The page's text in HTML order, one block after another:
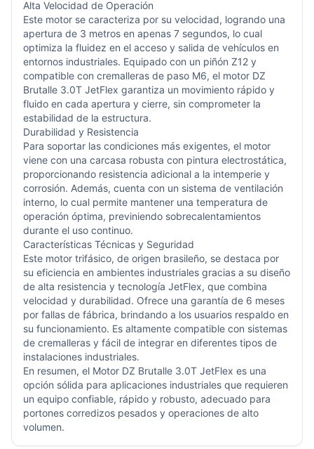
Alta Velocidad de Operación
Este motor se caracteriza por su velocidad, logrando una
apertura de 3 metros en apenas 7 segundos, lo cual
optimiza la fluidez en el acceso y salida de vehículos en
entornos industriales. Equipado con un piñón Z12 y
compatible con cremalleras de paso M6, el motor DZ
Brutalle 3.0T JetFlex garantiza un movimiento rápido y
fluido en cada apertura y cierre, sin comprometer la
estabilidad de la estructura.
Durabilidad y Resistencia
Para soportar las condiciones más exigentes, el motor
viene con una carcasa robusta con pintura electrostática,
proporcionando resistencia adicional a la intemperie y
corrosión. Además, cuenta con un sistema de ventilación
interno, lo cual permite mantener una temperatura de
operación óptima, previniendo sobrecalentamientos
durante el uso continuo.
Características Técnicas y Seguridad
Este motor trifásico, de origen brasileño, se destaca por
su eficiencia en ambientes industriales gracias a su diseño
de alta resistencia y tecnología JetFlex, que combina
velocidad y durabilidad. Ofrece una garantía de 6 meses
por fallas de fábrica, brindando a los usuarios respaldo en
su funcionamiento. Es altamente compatible con sistemas
de cremalleras y fácil de integrar en diferentes tipos de
instalaciones industriales.
En resumen, el Motor DZ Brutalle 3.0T JetFlex es una
opción sólida para aplicaciones industriales que requieren
un equipo confiable, rápido y robusto, adecuado para
portones corredizos pesados y operaciones de alto
volumen.